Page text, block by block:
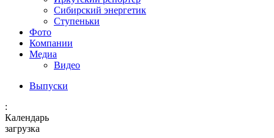
Сибирский энергетик
Ступеньки
Фото
Компании
Медиа
Видео
Выпуски
:
Календарь
загрузка